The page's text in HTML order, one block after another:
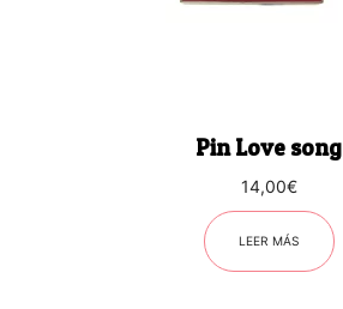
Pin Love song
14,00€
LEER MÁS